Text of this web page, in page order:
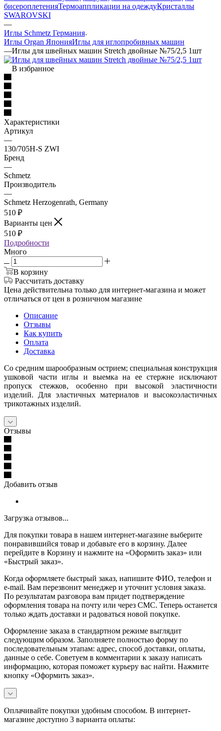
бисероплетенияТермоаппликации на одеждуКристаллы
SWAROVSKI
—
Иглы Schmetz Германия
Иглы Organ ЯпонияИглы для иглопробивных машин
—Иглы для швейных машин Stretch двойные №75/2,5 1шт
В избранное
Характеристики
Артикул
—
130/705Н-S ZWI
Бренд
—
Schmetz
Производитель
—
Schmetz Herzogenrath, Germany
510 ₽
Варианты цен
510 ₽
Подробности
Много
В корзину
Рассчитать доставку
Цена действительна только для интернет-магазина и может
отличаться от цен в розничном магазине
Описание
Отзывы
Как купить
Оплата
Доставка
Со средним шарообразным острием; специальная конструкция
ушковой части иглы и выемка на ee стержне исключают
пропуск стежков, особенно при высокой эластичности
изделий. Для эластичных материалов и высокоэластичных
трикотажных изделий.
Отзывы
Добавить отзыв
Загрузка отзывов...
Для покупки товара в нашем интернет-магазине выберите
понравившийся товар и добавьте его в корзину. Далее
перейдите в Корзину и нажмите на «Оформить заказ» или
«Быстрый заказ».
Когда оформляете быстрый заказ, напишите ФИО, телефон и
e-mail. Вам перезвонит менеджер и уточнит условия заказа.
По результатам разговора вам придет подтверждение
оформления товара на почту или через СМС. Теперь останется
только ждать доставки и радоваться новой покупке.
Оформление заказа в стандартном режиме выглядит
следующим образом. Заполняете полностью форму по
последовательным этапам: адрес, способ доставки, оплаты,
данные о себе. Советуем в комментарии к заказу написать
информацию, которая поможет курьеру вас найти. Нажмите
кнопку «Оформить заказ».
Оплачивайте покупки удобным способом. В интернет-
магазине доступно 3 варианта оплаты: